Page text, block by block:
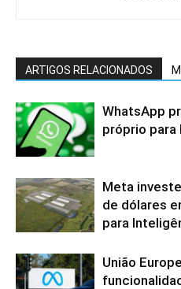
ARTIGOS RELACIONADOS
WhatsApp
próprio para
Meta
de dólares
para
União